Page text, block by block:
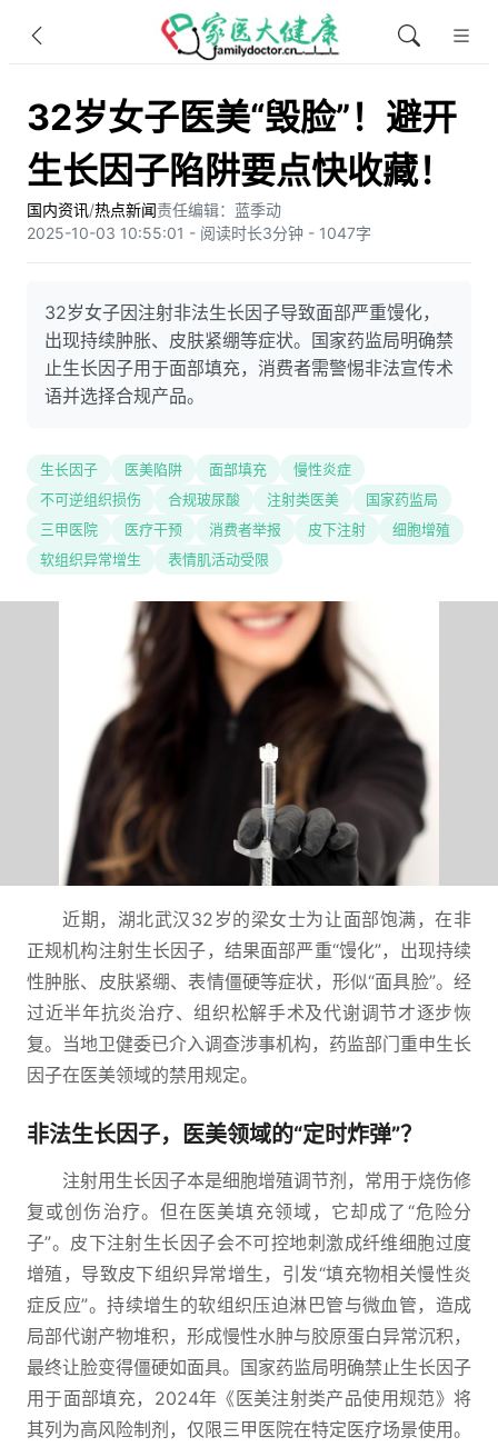
32岁女子医美“毁脸”！避开
生长因子陷阱要点快收藏！
国内资讯/热点新闻责任编辑：蓝季动
2025-10-03 10:55:01 - 阅读时长3分钟 - 1047字
32岁女子因注射非法生长因子导致面部严重馒化，
出现持续肿胀、皮肤紧绷等症状。国家药监局明确禁
止生长因子用于面部填充，消费者需警惕非法宣传术
语并选择合规产品。
生长因子 医美陷阱 面部填充
慢性炎症
不可逆组织损伤
合规玻尿酸 注射类医美
国家药监局
三甲医院
医疗干预 消费者举报 皮下注射
细胞增殖
软组织异常增生
表情肌活动受限
近期，湖北武汉32岁的梁女士为让面部饱满，在非
正规机构注射生长因子，结果面部严重“馒化”，出现持续
性肿胀、皮肤紧绷、表情僵硬等症状，形似“面具脸”。经
过近半年抗炎治疗、组织松解手术及代谢调节才逐步恢
复。当地卫健委已介入调查涉事机构，药监部门重申生长
因子在医美领域的禁用规定。
非法生长因子，医美领域的“定时炸弹”？
注射用生长因子本是细胞增殖调节剂，常用于烧伤修
复或创伤治疗。但在医美填充领域，它却成了“危险分
子”。皮下注射生长因子会不可控地刺激成纤维细胞过度
增殖，导致皮下组织异常增生，引发“填充物相关慢性炎
症反应”。持续增生的软组织压迫淋巴管与微血管，造成
局部代谢产物堆积，形成慢性水肿与胶原蛋白异常沉积，
最终让脸变得僵硬如面具。国家药监局明确禁止生长因子
用于面部填充，2024年《医美注射类产品使用规范》将
其列为高风险制剂，仅限三甲医院在特定医疗场景使用。